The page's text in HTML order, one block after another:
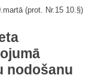
(prot. Nr.15 10.§)
nodošanu